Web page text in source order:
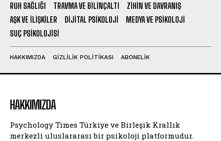
RUH SAĞLIĞI TRAVMA VE BILINÇALTI
ZIHIN VE DAVRANIŞ
AŞK VE İLIŞKILER
DIJITAL PSIKOLOJI
MEDYA VE PSIKOLOJI
SUÇ PSIKOLOJISI
HAKKIMIZDA GIZLILIK POLITIKASI ABONELIK
HAKKIMIZDA
Psychology Times Türkiye ve Birleşik Krallık
merkezli uluslararası bir psikoloji platformudur.